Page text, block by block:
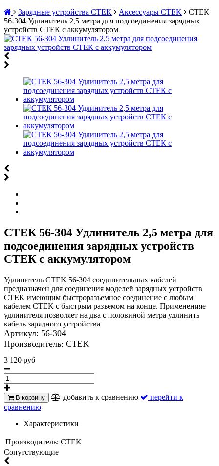
Зарядные устройства CTEK
Аксессуары CTEK
СТЕК
56-304 Удлинитель 2,5 метра для подсоединения зарядных
устройств СТЕК с аккумулятором
СТЕК 56-304 Удлинитель 2,5 метра для
подсоединения зарядных устройств
СТЕК с аккумулятором
Удлинитель CTEK 56-304 соединительных кабелей
предназначен для соединения моделей зарядных устройств
CTEK имеющим быстроразъемное соединение с любым
кабелем CTEK с быстрым разъемом на конце. Примененияе
удлинителя позволяет на два с половиной метра удлинить
кабель зарядного устройства
Артикул: 56‐304
Производитель: CTEK
3 120 руб
В корзину добавить к сравнению
перейти к
сравнению
Характеристики
Производитель: CTEK
Cопутствующие